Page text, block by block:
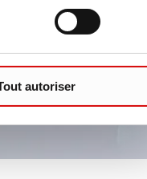
autoriser